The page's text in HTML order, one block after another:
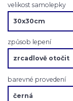
velikost samolepky
způsob lepení
barevné provedení